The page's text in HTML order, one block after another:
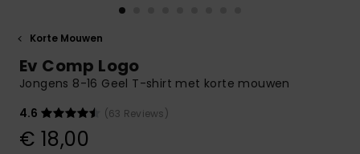
de meest
vragen en ons
contactformulier.
VERLANGLIJST
Korte Mouwen
Ev Comp Logo
Jongens 8-16 Geel T-shirt met korte mouwen
4.6
(63 Reviews)
€ 18,00